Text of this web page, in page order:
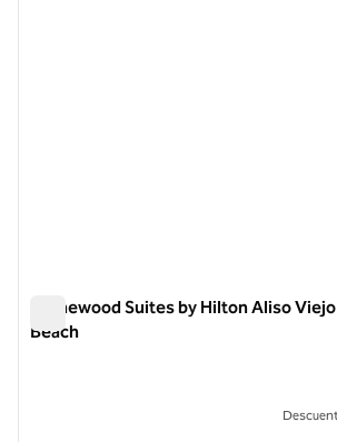
Homewood Suites by Hilton Aliso
Beach